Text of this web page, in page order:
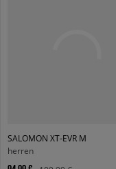
SALOMON XT-EVR M
herren